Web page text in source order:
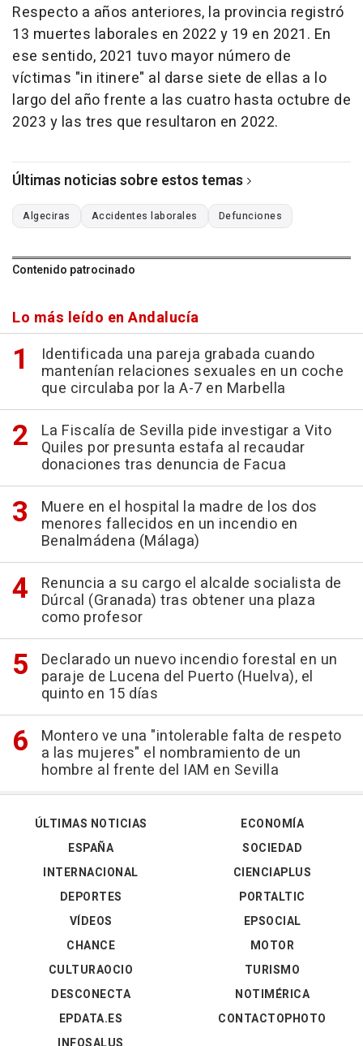
Respecto a años anteriores, la provincia registró
13 muertes laborales en 2022 y 19 en 2021. En
ese sentido, 2021 tuvo mayor número de
víctimas "in itinere" al darse siete de ellas a lo
largo del año frente a las cuatro hasta octubre de
2023 y las tres que resultaron en 2022.
Últimas noticias sobre estos temas
Algeciras Accidentes laborales Defunciones
Contenido patrocinado
Lo más leído en Andalucía
Identificada una pareja grabada cuando
mantenían relaciones sexuales en un coche
que circulaba por la A-7 en Marbella
La Fiscalía de Sevilla pide investigar a Vito
Quiles por presunta estafa al recaudar
donaciones tras denuncia de Facua
Muere en el hospital la madre de los dos
menores fallecidos en un incendio en
Benalmádena (Málaga)
Renuncia a su cargo el alcalde socialista de
Dúrcal (Granada) tras obtener una plaza
como profesor
Declarado un nuevo incendio forestal en un
paraje de Lucena del Puerto (Huelva), el
quinto en 15 días
Montero ve una "intolerable falta de respeto
a las mujeres" el nombramiento de un
hombre al frente del IAM en Sevilla
ÚLTIMAS NOTICIAS
ESPAÑA
INTERNACIONAL
DEPORTES
VÍDEOS
ECONOMÍA
SOCIEDAD
CIENCIAPLUS
PORTALTIC
EPSOCIAL
CHANCE
CULTURAOCIO
DESCONECTA
EPDATA.ES
MOTOR
TURISMO
NOTIMÉRICA
CONTACTOPHOTO